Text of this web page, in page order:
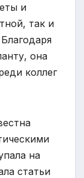
и
так и
она
коллег
на
статьи